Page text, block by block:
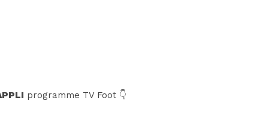
programme TV Foot 👇